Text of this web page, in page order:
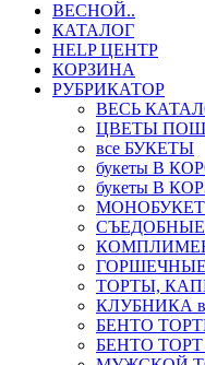
ВЕСНОЙ..
КАТАЛОГ
HELP ЦЕНТР
КОРЗИНА
РУБРИКАТОР
ВЕСЬ
ЦВЕТЫ
все БУКЕТЫ
букеты В
букеты В
СЪЕДОБНЫЕ
ГОРШЕЧНЫЕ
ТОРТЫ,
КЛУБНИКА
БЕНТО
БЕНТО